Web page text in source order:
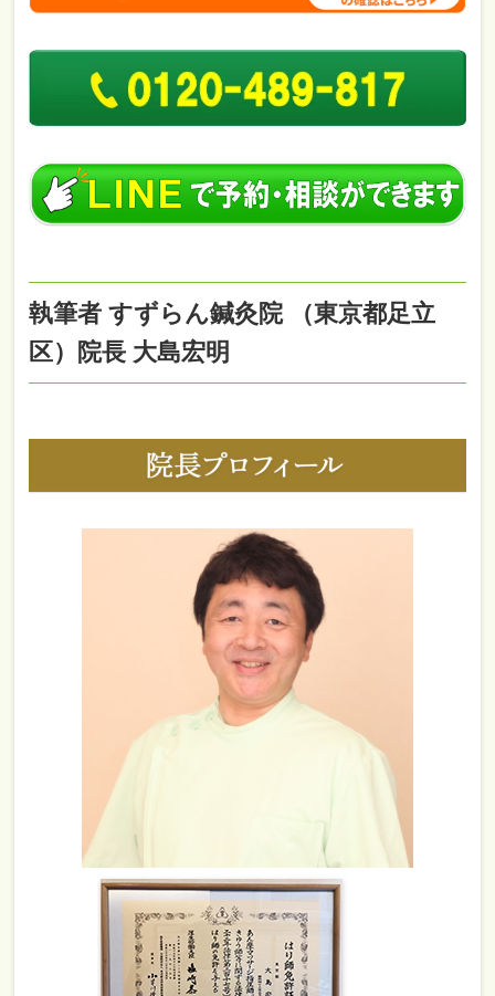
執筆者 すずらん鍼灸院 （東京都足立
区）院長 大島宏明